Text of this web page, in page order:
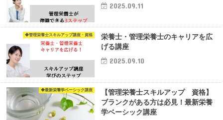
2025.09.11
◆管理栄養士スキルアップ講座・資格
栄養士・管理栄養士のキャリアを広
げる講座
2025.09.10
◆最新栄養学ベーシック講座
【管理栄養士スキルアップ 資格】
ブランクがある方は必見！最新栄養
学ベーシック講座